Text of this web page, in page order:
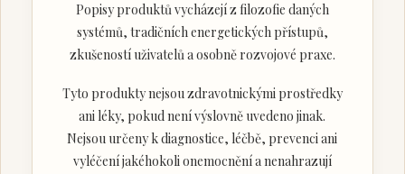
Popisy produktů vycházejí z filozofie daných
systémů, tradičních energetických přístupů,
zkušeností uživatelů a osobně rozvojové praxe.
Tyto produkty nejsou zdravotnickými prostředky
ani léky, pokud není výslovně uvedeno jinak.
Nejsou určeny k diagnostice, léčbě, prevenci ani
vyléčení jakéhokoli onemocnění a nenahrazují